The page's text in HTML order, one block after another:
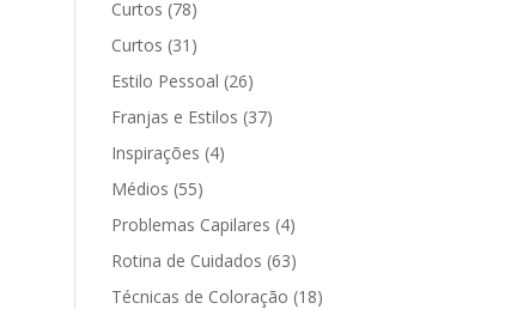
Curtos (78)
Curtos (31)
Estilo Pessoal (26)
Franjas e Estilos (37)
Inspirações (4)
Médios (55)
Problemas Capilares (4)
Rotina de Cuidados (63)
Técnicas de Coloração (18)